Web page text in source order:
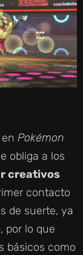
Pokémon
obliga a los
creativos
contacto
de suerte, ya
, por lo que
básicos como